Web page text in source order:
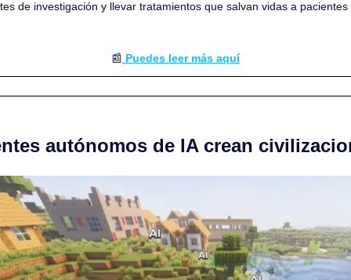
de investigación y llevar tratamientos que salvan vidas a
📰 Puedes leer más aquí
autónomos de IA crean